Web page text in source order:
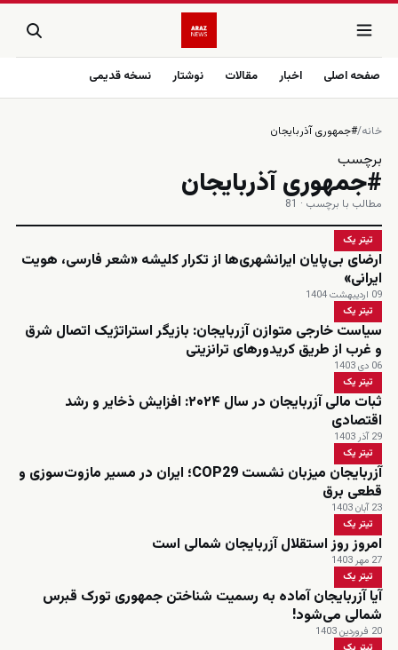
صفحه اصلی اخبار مقالات نوشتار نسخه قدیمی
خانه/#جمهوری آذربایجان
برچسب
#جمهوری آذربایجان
مطالب با برچسب · 81
تیتر یک
ارضای بی‌پایان ایرانشهری‌ها از تکرار کلیشه «شعر فارسی، هویت
ایرانی»
09 اردیبهشت 1404
تیتر یک
سیاست خارجی متوازن آزربایجان: بازیگر استراتژیک اتصال شرق
و غرب از طریق کریدورهای ترانزیتی
06 دی 1403
تیتر یک
ثبات مالی آزربایجان در سال ۲۰۲۴: افزایش ذخایر و رشد
اقتصادی
29 آذر 1403
تیتر یک
آزربایجان میزبان نشست COP29؛ ایران در مسیر مازوت‌سوزی و
قطعی برق
23 آبان 1403
تیتر یک
امروز روز استقلال آزربایجان شمالی است
27 مهر 1403
تیتر یک
آیا آزربایجان آماده به رسمیت شناختن جمهوری تورک قبرس
شمالی می‌شود!
20 فروردین 1403